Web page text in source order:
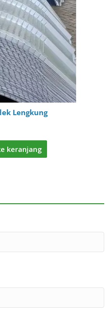
Lengkung
keranjang